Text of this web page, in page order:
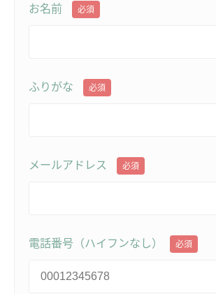
お名前 必須
ふりがな 必須
メールアドレス 必須
電話番号（ハイフンなし） 必須